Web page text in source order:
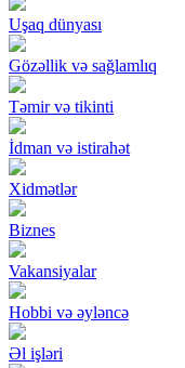
Uşaq dünyası
Gözəllik və sağlamlıq
Təmir və tikinti
İdman və istirahət
Xidmətlər
Biznes
Vakansiyalar
Hobbi və əyləncə
Əl işləri